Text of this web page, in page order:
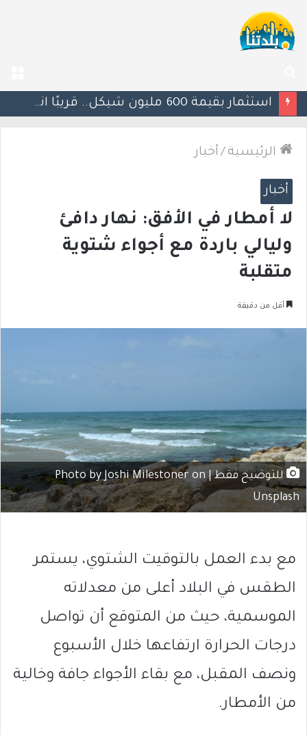
عن
الرئيسية / أخبار
أخبار
لا أمطار في الأفق: نهار دافئ
وليالي باردة مع أجواء شتوية
متقلبة
أقل من دقيقة
للتوضيح فقط | Photo by Joshi Milestoner on
Unsplash
مع بدء العمل بالتوقيت الشتوي، يستمر
الطقس في البلاد أعلى من معدلاته
الموسمية، حيث من المتوقع أن تواصل
درجات الحرارة ارتفاعها خلال الأسبوع
ونصف المقبل، مع بقاء الأجواء جافة وخالية
من الأمطار.